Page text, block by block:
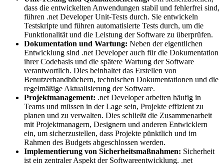
dass die entwickelten Anwendungen stabil und fehlerfrei sind,
führen .net Developer Unit-Tests durch. Sie entwickeln
Testskripte und führen automatisierte Tests durch, um die
Funktionalität und die Leistung der Software zu überprüfen.
Dokumentation und Wartung: Neben der eigentlichen
Entwicklung sind .net Developer auch für die Dokumentation
ihrer Codebasis und die spätere Wartung der Software
verantwortlich. Dies beinhaltet das Erstellen von
Benutzerhandbüchern, technischen Dokumentationen und die
regelmäßige Aktualisierung der Software.
Projektmanagement: .net Developer arbeiten häufig in
Teams und müssen in der Lage sein, Projekte effizient zu
planen und zu verwalten. Dies schließt die Zusammenarbeit
mit Projektmanagern, Designern und anderen Entwicklern
ein, um sicherzustellen, dass Projekte pünktlich und im
Rahmen des Budgets abgeschlossen werden.
Implementierung von Sicherheitsmaßnahmen: Sicherheit
ist ein zentraler Aspekt der Softwareentwicklung. .net